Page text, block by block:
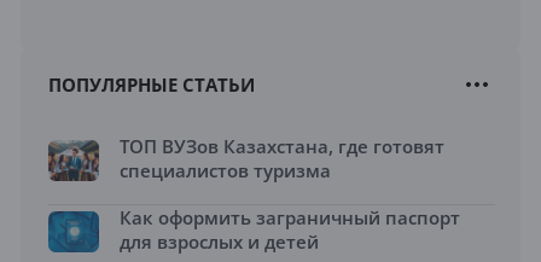
ПОПУЛЯРНЫЕ СТАТЬИ
ТОП ВУЗов Казахстана, где готовят
специалистов туризма
Как оформить заграничный паспорт
для взрослых и детей